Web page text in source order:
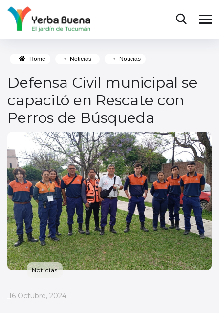
Home Noticias_ Noticias
Defensa Civil municipal se
capacitó en Rescate con
Perros de Búsqueda
Noticias
_
16 Octubre, 2024